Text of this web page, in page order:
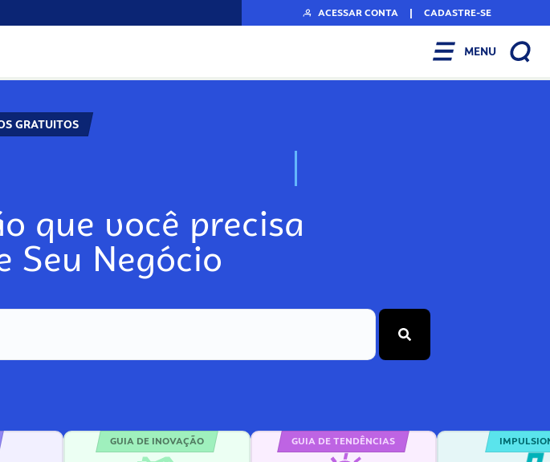
ACESSAR CONTA | CADASTRE-SE
MENU
GRATUITOS
N
que você precisa
Seu Negócio
GUIA DE INOVAÇÃO GUIA DE TENDÊNCIAS